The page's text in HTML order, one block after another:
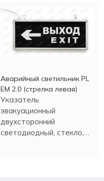
Аварийный светильник PL
EM 2.0 (стрелка левая)
Указатель
эвакуационный
двухсторонний
светодиодный, стекло,